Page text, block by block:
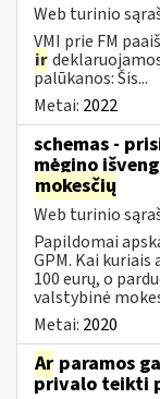
Web turinio
VMI prie FM
ir
palūkanos: Šis...
Metai: 2022
schemas -
mėgino
mokesčių
Web turinio
Papildomai
GPM. Kai
100 eurų, o
valstybinė
Metai: 2020
Ar paramos
privalo teikti